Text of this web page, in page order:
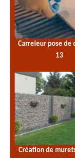
Carreleur pose de
13
Création de